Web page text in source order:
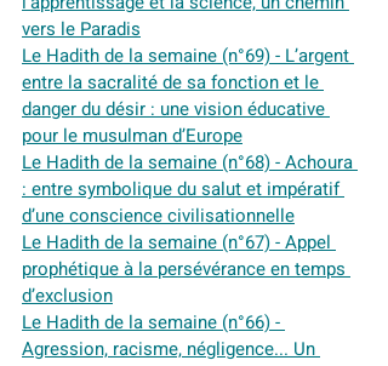
vers le Paradis
Le Hadith de la semaine (n°69) - L’argent
entre la sacralité de sa fonction et le
danger du désir : une vision éducative
pour le musulman d’Europe
Le Hadith de la semaine (n°68) - Achoura
: entre symbolique du salut et impératif
d’une conscience civilisationnelle
Le Hadith de la semaine (n°67) - Appel
prophétique à la persévérance en temps
d’exclusion
Le Hadith de la semaine (n°66) -
Agression, racisme, négligence... Un